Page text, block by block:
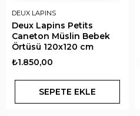
DEUX LAPINS
Deux Lapins Petits
Caneton Müslin Bebek
Örtüsü 120x120 cm
₺1.850,00
SEPETE EKLE